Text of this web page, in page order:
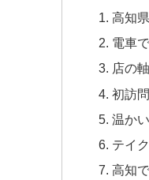
高知
電車
店の
初訪
温か
テイ
高知